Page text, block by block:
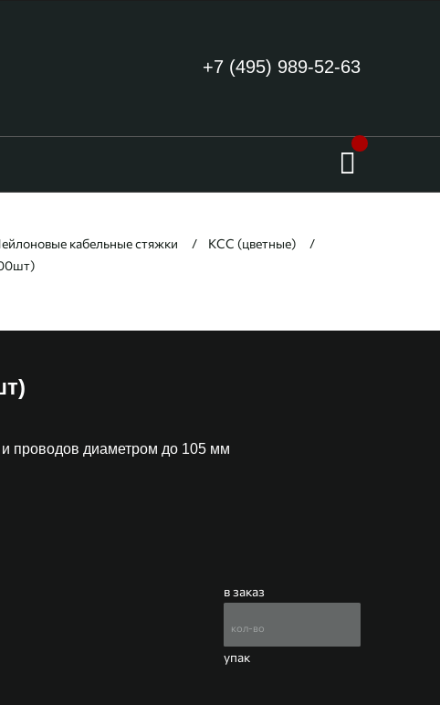
+7 (495) 989-52-63
кабельные стяжки
КСС (цветные)
проводов диаметром до 105 мм
в заказ
упак